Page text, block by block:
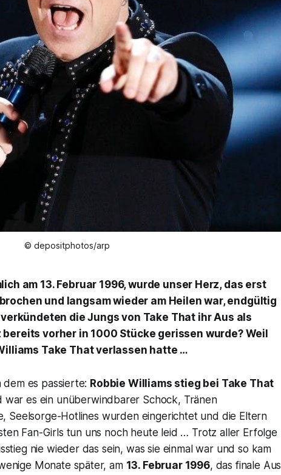
© depositphotos/arp
am 13. Februar 1996, wurde unser Herz, das erst
und langsam wieder am Heilen war, endgültig
die Jungs von Take That ihr Aus als
vorher in 1000 Stücke gerissen wurde? Weil
Take That verlassen hatte …
dem es passierte: Robbie Williams stieg bei Take That
war es ein unüberwindbarer Schock, Tränen
Seelsorge-Hotlines wurden eingerichtet und die Eltern
Fan-Girls tun uns noch heute leid … Trotz aller Erfolge
nie wieder das sein, was sie einmal war und so kam
Monate später, am 13. Februar 1996, das finale Aus